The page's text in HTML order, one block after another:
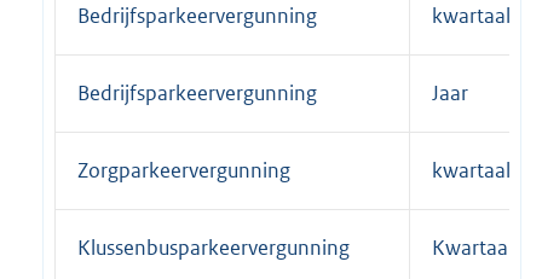
Bedrijfsparkeervergunning kwartaal
Bedrijfsparkeervergunning Jaar
Zorgparkeervergunning kwartaal
Klussenbusparkeervergunning Kwartaal